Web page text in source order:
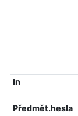
In
Předmět.hesla